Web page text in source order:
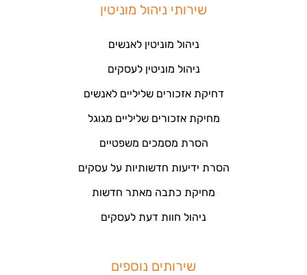
שירותי ניהול מוניטין
ניהול מוניטין לאנשים
ניהול מוניטין לעסקים
דחיקת אזכורים שליליים לאנשים
מחיקת אזכורים שליליים מגוגל
הסרת מסמכים משפטיים
הסרת ידיעות חדשותיות על עסקים
מחיקת כתבה מאתר חדשות
ניהול חוות דעת לעסקים
שירותים נוספים